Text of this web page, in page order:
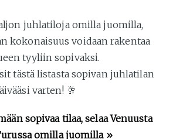
juhlatiloja omilla juomilla,
kokonaisuus voidaan rakentaa
tyyliin sopivaksi.
tästä listasta sopivan juhlatilan
varten! 🥂
sopivaa tilaa, selaa Venuusta
omilla juomilla»